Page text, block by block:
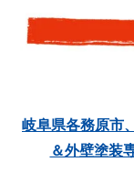
岐阜県各務原市
＆外壁塗装